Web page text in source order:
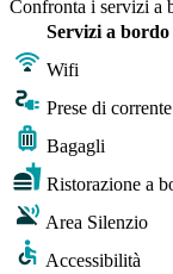
Confronta i servizi a
Servizi a bordo
Wifi
Prese di corrente
Bagagli
Ristorazione a
Area Silenzio
Accessibilità